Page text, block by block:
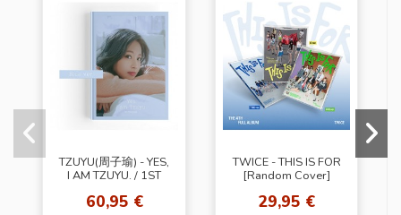
TZUYU(周子瑜) - YES,
I AM TZUYU. / 1ST
Ver.]
60,95 €
TWICE - THIS IS FOR
[Random Cover]
29,95 €